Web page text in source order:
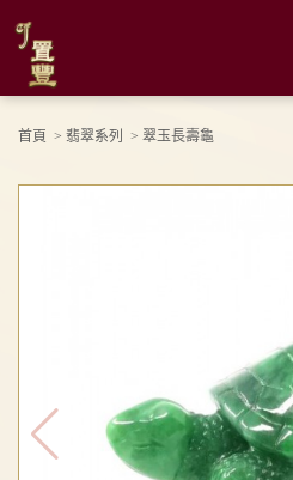
首頁 > 翡翠系列 > 翠玉長壽龜